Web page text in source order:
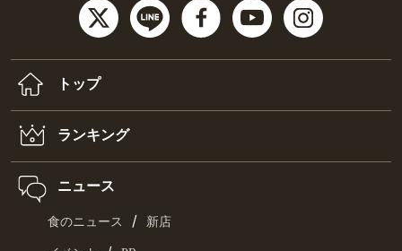
トップ
ランキング
ニュース
食のニュース / 新店